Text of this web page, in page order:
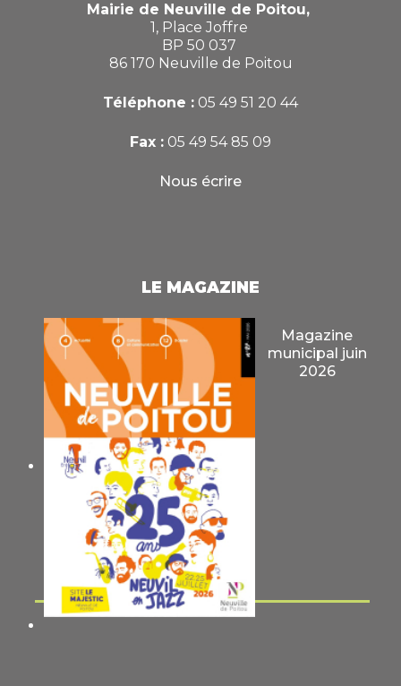
Mairie de Neuville de Poitou,
1, Place Joffre
BP 50 037
86 170 Neuville de Poitou
Téléphone : 05 49 51 20 44
Fax : 05 49 54 85 09
Nous écrire
LE MAGAZINE
Magazine
municipal juin
2026